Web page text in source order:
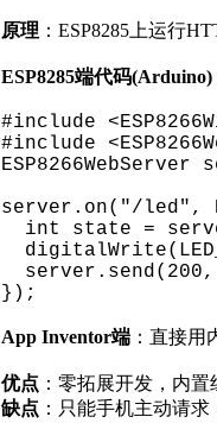
原理 ：ESP8285上运行
ESP8285端代码(Arduino)
#include
#include
server.on("/led",
int state =
});
App Inventor端 ：直接用
优点 ：零拓展开发，内
缺点 ：只能手机主动请